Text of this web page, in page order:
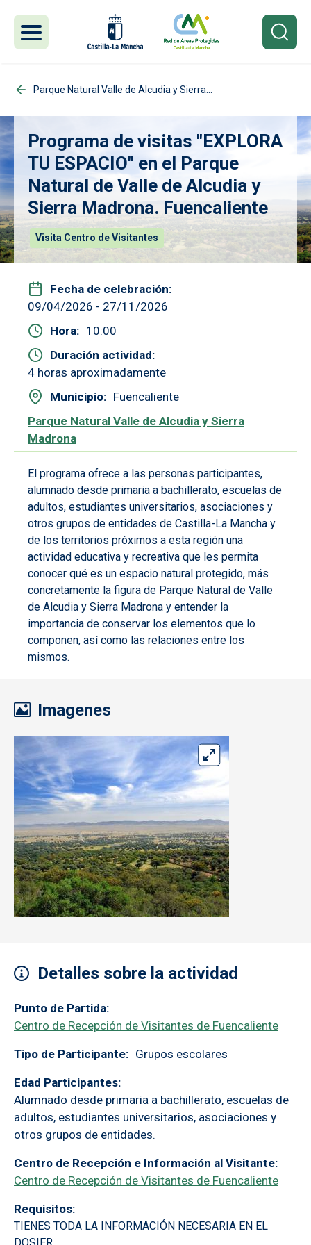
Parque Natural Valle de Alcudia y Sierra...
Programa de visitas "EXPLORA
TU ESPACIO" en el Parque
Natural de Valle de Alcudia y
Sierra Madrona. Fuencaliente
Visita Centro de Visitantes
Fecha de celebración
09/04/2026 - 27/11/2026
Hora
10:00
Duración actividad
4 horas aproximadamente
Municipio
Fuencaliente
Parque Natural Valle de Alcudia y Sierra
Madrona
El programa ofrece a las personas participantes,
alumnado desde primaria a bachillerato, escuelas de
adultos, estudiantes universitarios, asociaciones y
otros grupos de entidades de Castilla-La Mancha y
de los territorios próximos a esta región una
actividad educativa y recreativa que les permita
conocer qué es un espacio natural protegido, más
concretamente la figura de Parque Natural de Valle
de Alcudia y Sierra Madrona y entender la
importancia de conservar los elementos que lo
componen, así como las relaciones entre los
mismos.
Imagenes
Detalles sobre la actividad
Punto de Partida
Centro de Recepción de Visitantes de Fuencaliente
Tipo de Participante Grupos escolares
Edad Participantes
Alumnado desde primaria a bachillerato, escuelas de
adultos, estudiantes universitarios, asociaciones y
otros grupos de entidades.
Centro de Recepción e Información al Visitante
Centro de Recepción de Visitantes de Fuencaliente
Requisitos
TIENES TODA LA INFORMACIÓN NECESARIA EN EL